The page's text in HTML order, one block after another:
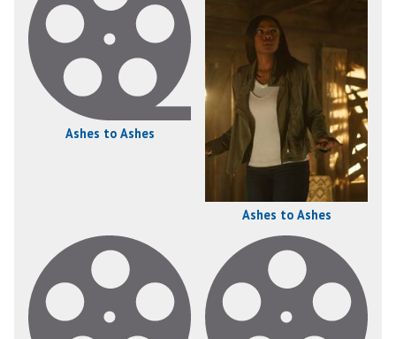
Ashes to Ashes
Ashes to Ashes